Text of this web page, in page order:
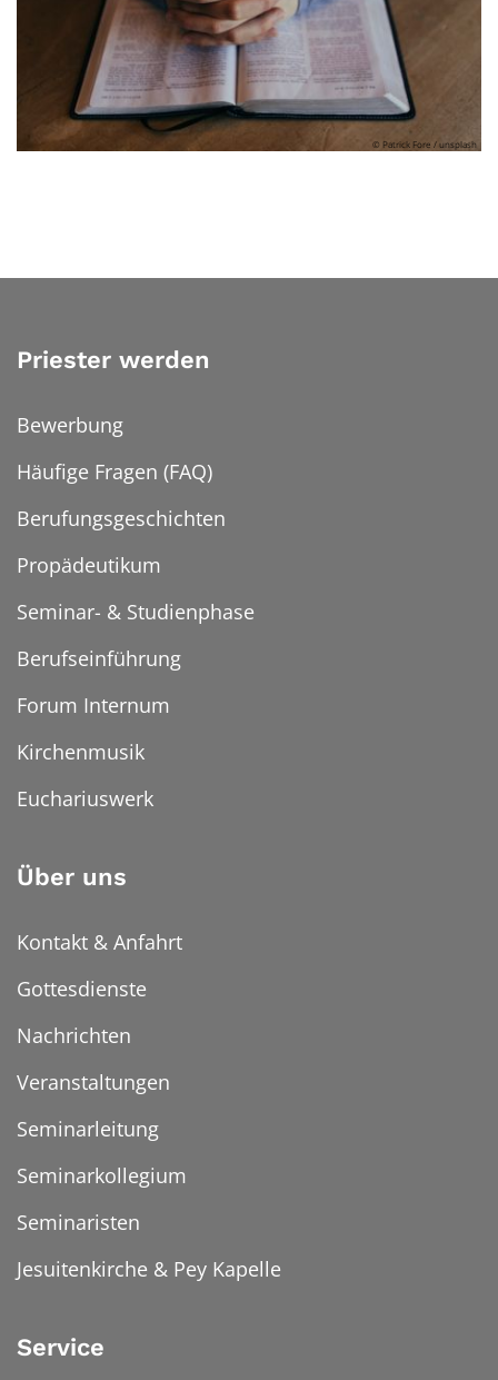
© Patrick Fore / unsplash
Priester werden
Bewerbung
Häufige Fragen (FAQ)
Berufungsgeschichten
Propädeutikum
Seminar- & Studienphase
Berufseinführung
Forum Internum
Kirchenmusik
Euchariuswerk
Über uns
Kontakt & Anfahrt
Gottesdienste
Nachrichten
Veranstaltungen
Seminarleitung
Seminarkollegium
Seminaristen
Jesuitenkirche & Pey Kapelle
Service